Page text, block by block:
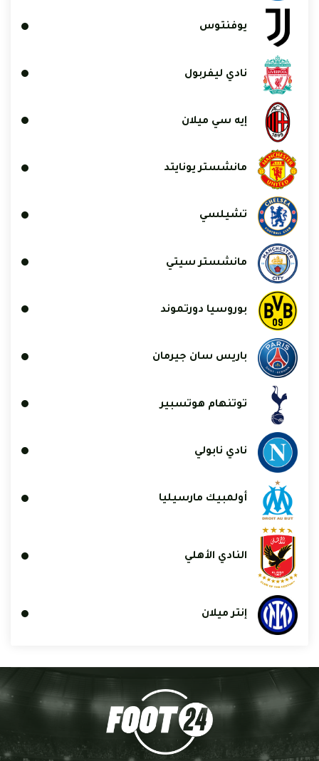
يوفنتوس
نادي ليفربول
إيه سي ميلان
مانشستر يونايتد
تشيلسي
مانشستر سيتي
بوروسيا دورتموند
باريس سان جيرمان
توتنهام هوتسبير
نادي نابولي
أولمبيك مارسيليا
النادي الأهلي
إنتر ميلان